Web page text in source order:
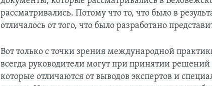
рассматривались. Потому что то, что было в
отличалось от того, что было разработано
Вот только с точки зрения международной
всегда руководители могут при принятии
которые отличаются от выводов экспертов и